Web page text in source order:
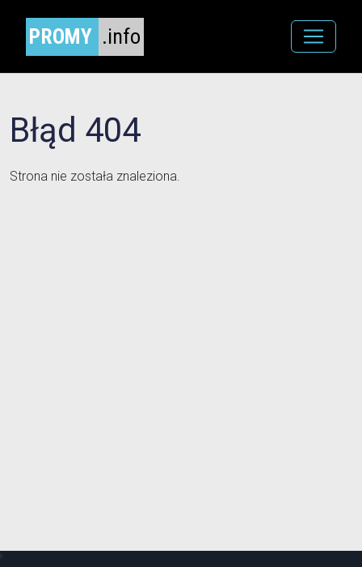
PROMY .info
Błąd 404
Strona nie została znaleziona.